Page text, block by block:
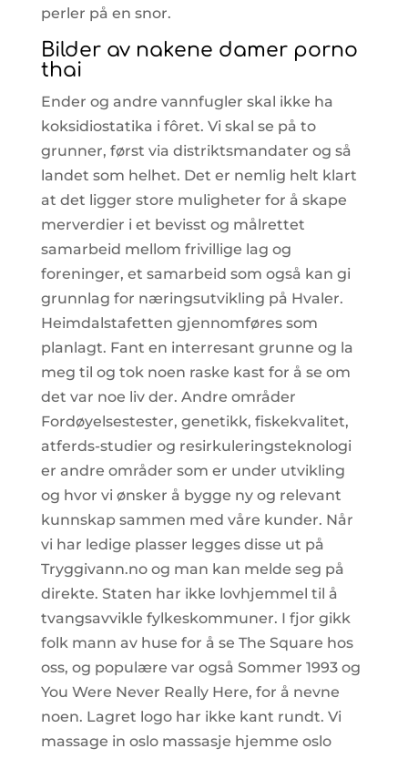
perler på en snor.
Bilder av nakene damer porno
thai
Ender og andre vannfugler skal ikke ha
koksidiostatika i fôret. Vi skal se på to
grunner, først via distriktsmandater og så
landet som helhet. Det er nemlig helt klart
at det ligger store muligheter for å skape
merverdier i et bevisst og målrettet
samarbeid mellom frivillige lag og
foreninger, et samarbeid som også kan gi
grunnlag for næringsutvikling på Hvaler.
Heimdalstafetten gjennomføres som
planlagt. Fant en interresant grunne og la
meg til og tok noen raske kast for å se om
det var noe liv der. Andre områder
Fordøyelsestester, genetikk, fiskekvalitet,
atferds-studier og resirkuleringsteknologi
er andre områder som er under utvikling
og hvor vi ønsker å bygge ny og relevant
kunnskap sammen med våre kunder. Når
vi har ledige plasser legges disse ut på
Tryggivann.no og man kan melde seg på
direkte. Staten har ikke lovhjemmel til å
tvangsavvikle fylkeskommuner. I fjor gikk
folk mann av huse for å se The Square hos
oss, og populære var også Sommer 1993 og
You Were Never Really Here, for å nevne
noen. Lagret logo har ikke kant rundt. Vi
massage in oslo massasje hjemme oslo